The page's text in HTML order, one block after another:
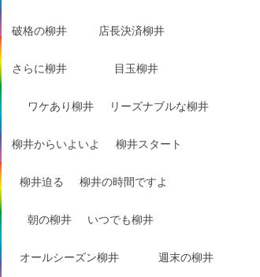
破格の柳井 店長決済柳井
さらに柳井 目玉柳井
ワケあり柳井 リーズナブルな柳井
柳井からいよいよ 柳井スタート
柳井迫る 柳井の時間ですよ
朝の柳井 いつでも柳井
オールシーズン柳井 週末の柳井